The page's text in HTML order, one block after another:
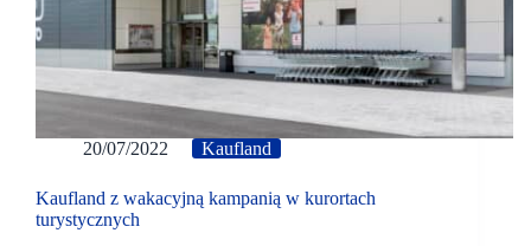
20/07/2022 Kaufland
Kaufland z wakacyjną kampanią w kurortach
turystycznych